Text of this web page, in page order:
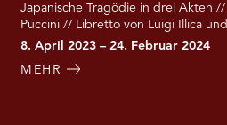
Japanische Tragödie in drei Akten
Puccini // Libretto von Luigi Illica
8. April 2023 – 24. Februar 2024
MEHR